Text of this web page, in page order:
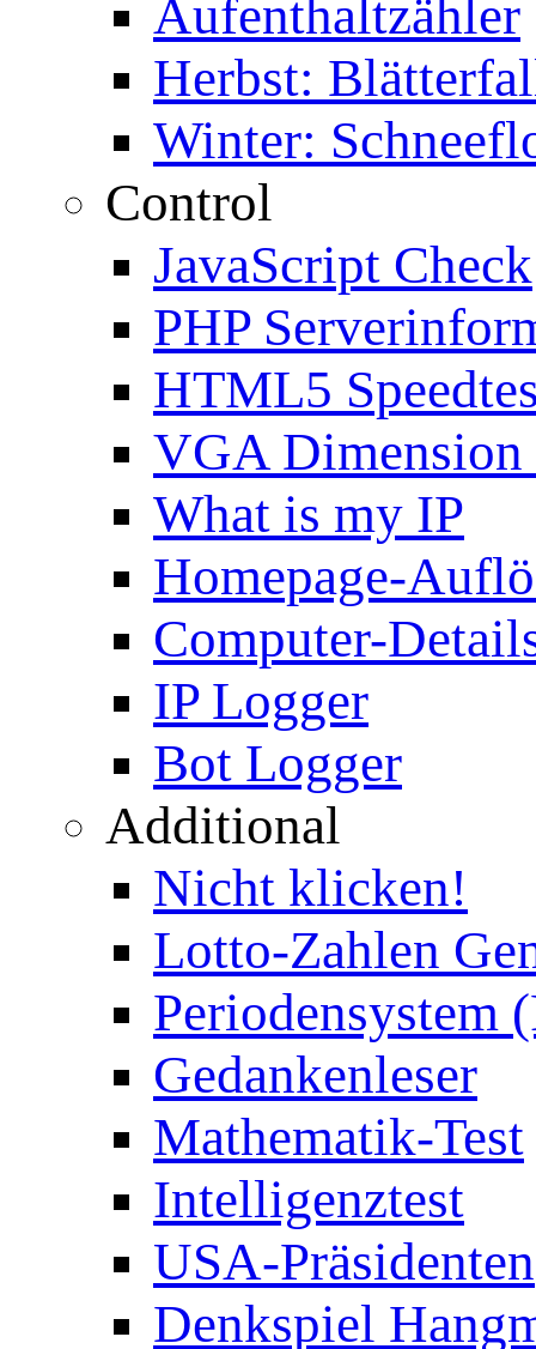
Aufenthaltzähler
Herbst:
Winter:
Control
JavaScript Check
PHP
HTML5
VGA Dimension
What is my IP
Homepage-
Computer-
IP Logger
Bot Logger
Additional
Nicht klicken!
Lotto-Zahlen
Periodensystem
Gedankenleser
Mathematik-Test
Intelligenztest
USA-Präsidenten
Denkspiel